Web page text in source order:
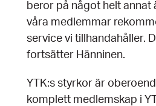
beror på något helt
våra medlemmar
service vi tillhandahåller.
fortsätter Hänninen.
YTK:s styrkor är
komplett medlemskap i